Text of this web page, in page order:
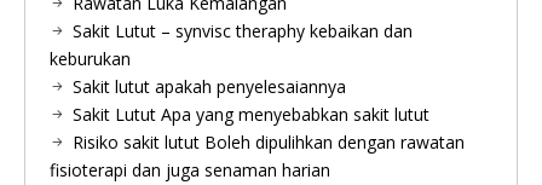
Sakit Lutut – synvisc theraphy kebaikan dan
keburukan
Sakit lutut apakah penyelesaiannya
Sakit Lutut Apa yang menyebabkan sakit lutut
Risiko sakit lutut Boleh dipulihkan dengan rawatan
fisioterapi dan juga senaman harian